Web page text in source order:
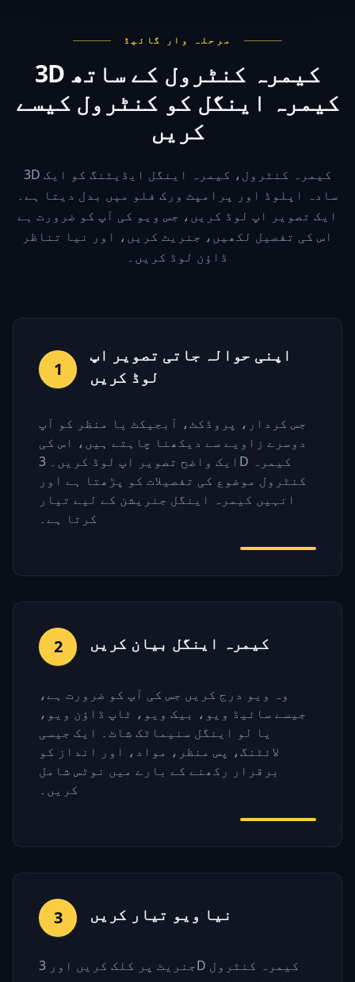
مرحلہ وار گائیڈ
3D کیمرہ کنٹرول کے ساتھ
کیمرہ اینگل کو کنٹرول کیسے
کریں
3D کیمرہ کنٹرول، کیمرہ اینگل ایڈیٹنگ کو ایک
سادہ اپلوڈ اور پرامپٹ ورک فلو میں بدل دیتا ہے۔
ایک تصویر اپ لوڈ کریں، جس ویو کی آپ کو ضرورت ہے
اس کی تفصیل لکھیں، جنریٹ کریں، اور نیا تناظر
ڈاؤن لوڈ کریں۔
1
اپنی حوالہ جاتی تصویر اپ
لوڈ کریں
جس کردار، پروڈکٹ، آبجیکٹ یا منظر کو آپ
دوسرے زاویے سے دیکھنا چاہتے ہیں، اس کی
ایک واضح تصویر اپ لوڈ کریں۔ 3D کیمرہ
کنٹرول موضوع کی تفصیلات کو پڑھتا ہے اور
انہیں کیمرہ اینگل جنریشن کے لیے تیار
کرتا ہے۔
2 کیمرہ اینگل بیان کریں
وہ ویو درج کریں جس کی آپ کو ضرورت ہے،
جیسے سائیڈ ویو، بیک ویو، ٹاپ ڈاؤن ویو،
یا لو اینگل سنیماٹک شاٹ۔ ایک جیسی
لائٹنگ، پس منظر، مواد، اور انداز کو
برقرار رکھنے کے بارے میں نوٹس شامل
کریں۔
3 نیا ویو تیار کریں
جنریٹ پر کلک کریں اور 3D کیمرہ کنٹرول